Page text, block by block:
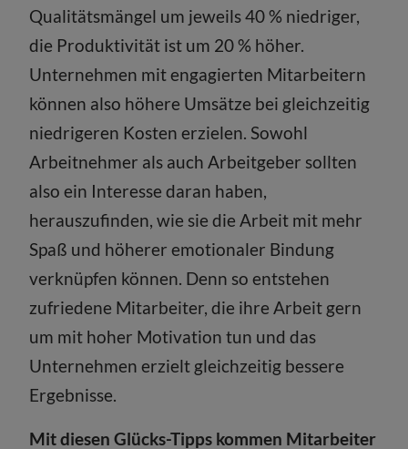
Qualitätsmängel um jeweils 40 % niedriger,
die Produktivität ist um 20 % höher.
Unternehmen mit engagierten Mitarbeitern
können also höhere Umsätze bei gleichzeitig
niedrigeren Kosten erzielen. Sowohl
Arbeitnehmer als auch Arbeitgeber sollten
also ein Interesse daran haben,
herauszufinden, wie sie die Arbeit mit mehr
Spaß und höherer emotionaler Bindung
verknüpfen können. Denn so entstehen
zufriedene Mitarbeiter, die ihre Arbeit gern
um mit hoher Motivation tun und das
Unternehmen erzielt gleichzeitig bessere
Ergebnisse.
Mit diesen Glücks-Tipps kommen Mitarbeiter